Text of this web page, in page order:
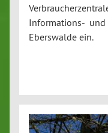
Informations- und
Eberswalde ein.